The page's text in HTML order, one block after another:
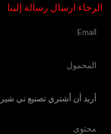
الرجاء ارسال رسالة إلينا